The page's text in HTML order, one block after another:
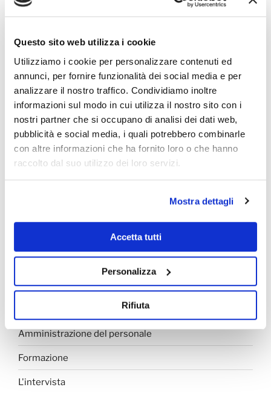
Questo sito web utilizza i cookie
Utilizziamo i cookie per personalizzare contenuti ed
annunci, per fornire funzionalità dei social media e per
analizzare il nostro traffico. Condividiamo inoltre
informazioni sul modo in cui utilizza il nostro sito con i
nostri partner che si occupano di analisi dei dati web,
pubblicità e social media, i quali potrebbero combinarle
con altre informazioni che ha fornito loro o che hanno
raccolto dal suo utilizzo dei loro servizi.
Mostra dettagli
Accetta tutti
Personalizza
Rifiuta
Giugno 2023
Aprile 2023
Dicembre 2022
Novembre 2022
Agosto 2022
Dicembre 2021
Giugno 2021
Giugno 2019
Amministrazione del personale
Formazione
L'intervista